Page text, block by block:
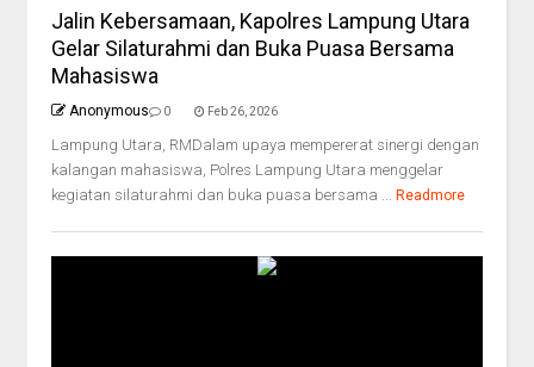
Jalin Kebersamaan, Kapolres Lampung Utara
Gelar Silaturahmi dan Buka Puasa Bersama
Mahasiswa
Anonymous 0 Feb 26, 2026
Lampung Utara, RMDalam upaya mempererat sinergi dengan
kalangan mahasiswa, Polres Lampung Utara menggelar
kegiatan silaturahmi dan buka puasa bersama ... Readmore